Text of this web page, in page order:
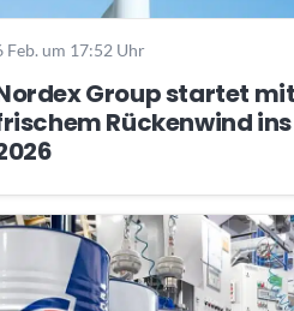
Feb. um 17:52 Uhr
Group startet mit
Rückenwind